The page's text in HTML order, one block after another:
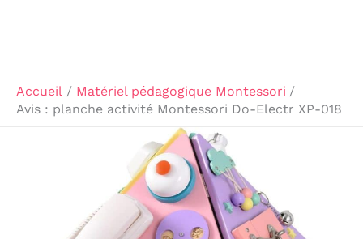
Accueil
Matériel pédagogique Montessori
Avis : planche activité Montessori Do-Electr XP-018